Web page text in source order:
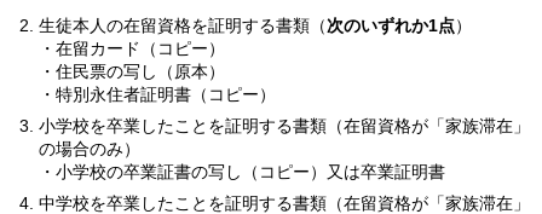
生徒本人の在留資格を証明する書類（次のいずれか1点）
・在留カード（コピー）
・住民票の写し（原本）
・特別永住者証明書（コピー）
小学校を卒業したことを証明する書類（在留資格が「家族滞在」
の場合のみ）
・小学校の卒業証書の写し（コピー）又は卒業証明書
中学校を卒業したことを証明する書類（在留資格が「家族滞在」